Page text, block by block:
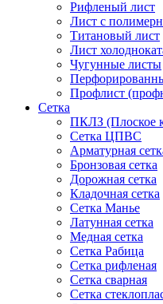
Рифленый лист
Лист с
Титановый лист
Лист
Чугунные листы
Профлист
Сетка
ПКЛЗ (Плоское
Сетка ЦПВС
Арматурная
Бронзовая сетка
Дорожная сетка
Кладочная сетка
Сетка Манье
Латунная сетка
Медная сетка
Сетка Рабица
Сетка рифленая
Сетка сварная
Сетка